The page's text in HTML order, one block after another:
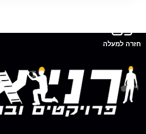
חזרה למעלה